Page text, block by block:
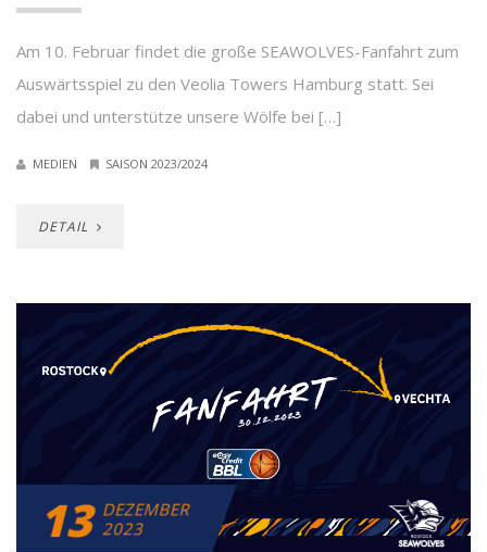
Am 10. Februar findet die große SEAWOLVES-Fanfahrt zum
Auswärtsspiel zu den Veolia Towers Hamburg statt. Sei
dabei und unterstütze unsere Wölfe bei […]
MEDIEN SAISON 2023/2024
DETAIL
13 DEZEMBER
2023